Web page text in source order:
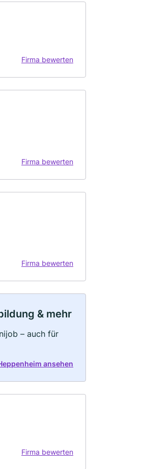
Firma bewerten
Firma bewerten
Firma bewerten
& mehr
– auch für
ansehen
Firma bewerten